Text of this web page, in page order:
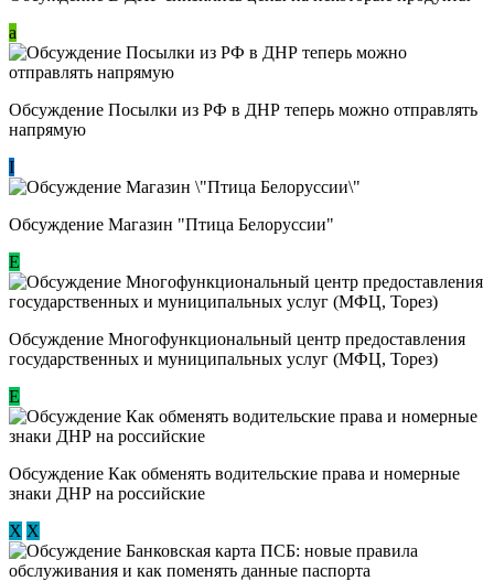
a
Обсуждение Посылки из РФ в ДНР теперь можно отправлять
напрямую
I
Обсуждение Магазин "Птица Белоруссии"
Е
Обсуждение Многофункциональный центр предоставления
государственных и муниципальных услуг (МФЦ, Торез)
E
Обсуждение ​Как обменять водительские права и номерные
знаки ДНР на российские
Х Х